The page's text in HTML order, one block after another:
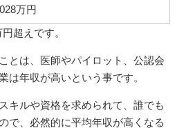
万円
超えです。
とは、医師やパイロット、公認会
は年収が高いという事です。
キルや資格を求められて、誰でも
で、必然的に平均年収が高くなる